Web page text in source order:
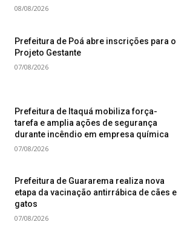
08/08/2026
Prefeitura de Poá abre inscrições para o
Projeto Gestante
07/08/2026
Prefeitura de Itaquá mobiliza força-
tarefa e amplia ações de segurança
durante incêndio em empresa química
07/08/2026
Prefeitura de Guararema realiza nova
etapa da vacinação antirrábica de cães e
gatos
07/08/2026